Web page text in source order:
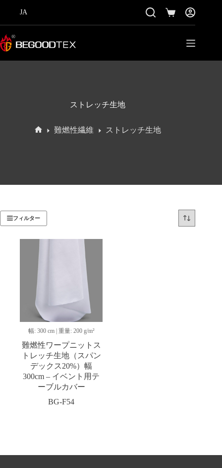
テ
ン
ツ
JA
シ
ョ
ストレッチ生地
難燃性繊維 ストレッチ生地
フィルター
幅: 300 cm | 重量: 200 g/m²
難燃性ワープニットス
トレッチ生地（スパン
デックス20%）幅
300cm – イベント用テ
ーブルカバー
BG-F54